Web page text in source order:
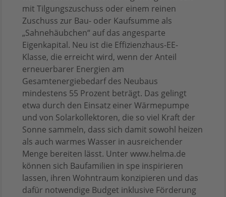
mit Tilgungszuschuss oder einem reinen
Zuschuss zur Bau- oder Kaufsumme als
„Sahnehäubchen“ auf das angesparte
Eigenkapital. Neu ist die Effizienzhaus-EE-
Klasse, die erreicht wird, wenn der Anteil
erneuerbarer Energien am
Gesamtenergiebedarf des Neubaus
mindestens 55 Prozent beträgt. Das gelingt
etwa durch den Einsatz einer Wärmepumpe
und von Solarkollektoren, die so viel Kraft der
Sonne sammeln, dass sich damit sowohl heizen
als auch warmes Wasser in ausreichender
Menge bereiten lässt. Unter www.helma.de
können sich Baufamilien in spe inspirieren
lassen, ihren Wohntraum konzipieren und das
dafür notwendige Budget inklusive Förderung